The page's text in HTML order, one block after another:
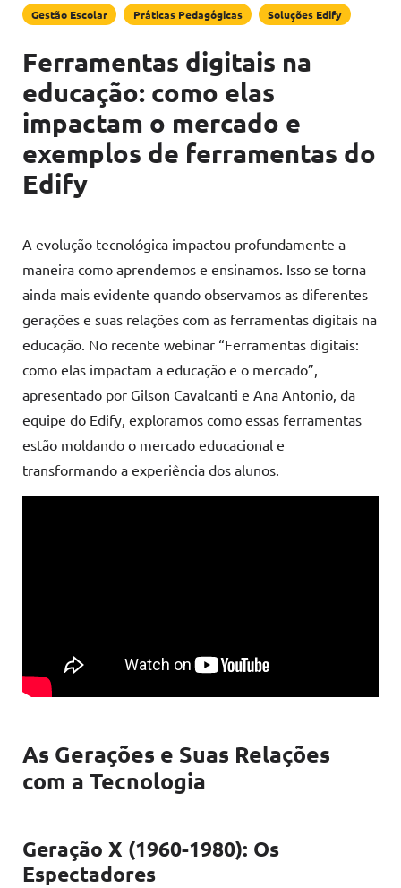
Ferramentas digitais na
educação: como elas
impactam o mercado e
exemplos de ferramentas do
Edify
Gestão Escolar Práticas Pedagógicas Soluções Edify
A evolução tecnológica impactou profundamente a
maneira como aprendemos e ensinamos. Isso se torna
ainda mais evidente quando observamos as diferentes
gerações e suas relações com as ferramentas digitais na
educação. No recente webinar “Ferramentas digitais:
como elas impactam a educação e o mercado”,
apresentado por Gilson Cavalcanti e Ana Antonio, da
equipe do Edify, exploramos como essas ferramentas
estão moldando o mercado educacional e
transformando a experiência dos alunos.
As Gerações e Suas Relações
com a Tecnologia
Geração X (1960-1980): Os
Espectadores